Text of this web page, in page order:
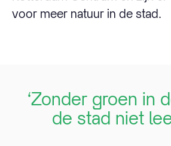
voor meer natuur in de stad.
‘Zonder groen in
de stad niet